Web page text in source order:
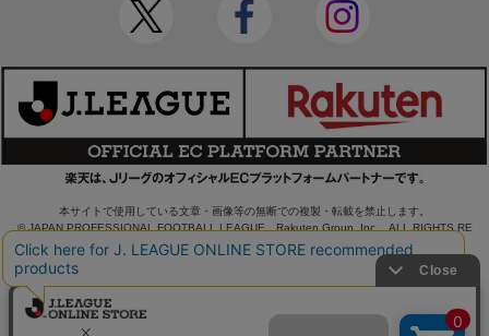
本サイトで使用している文章・画像等の無断での複製・転載を禁止します。
© JAPAN PROFESSIONAL FOOTBALL LEAGUE Rakuten Group, Inc. ALL RIGHTS RE
SERVED.